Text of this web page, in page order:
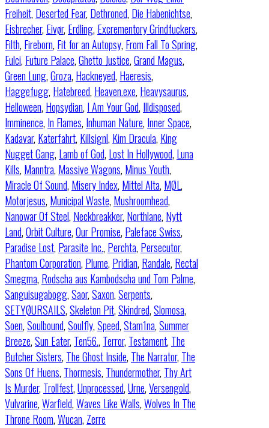
Freiheit, Deserted Fear, Dethroned, Die Habenichtse,
Eisbrecher, Eivør, Erdling, Excrementory Grindfuckers,
Filth, Fireborn, Fit for an Autopsy, From Fall To Spring,
Fulci, Future Palace,Ghetto Justice,Grand Magus,
Green Lung,Groza, Hackneyed, Haeresis,
Haggefugg, Hatebreed, Heaven.exe, Heavysaurus,
Helloween, Hopsydian, I Am Your God, Illdisposed,
Imminence, In Flames, Inhuman Nature, Inner Space,
Kadavar, Katerfahrt, Killsignl, Kim Dracula, King
Nugget Gang, Lamb of God, Lost In Hollywood, Luna
Kills, Manntra, Massive Wagons, Minus Youth,
Miracle Of Sound, Misery Index, Mittel Alta, MØL,
Motorjesus, Municipal Waste, Mushroomhead,
Nanowar Of Steel, Neckbreakker, Northlane, Nytt
Land,Orbit Culture,Our Promise, Paleface Swiss,
Paradise Lost, Parasite Inc., Perchta, Persecutor,
Phantom Corporation, Plume, Pridian, Randale, Rectal
Smegma, Rodscha aus Kambodscha und Tom Palme,
Sanguisugabogg,Saor,Saxon,Serpents,
SETYØURSAILS,Skeleton Pit,Skindred,Slomosa,
Soen,Soulbound,Soulfly,Speed,Stam1na,Summer
Breeze,Sun Eater, Ten56., Terror, Testament, The
Butcher Sisters, The Ghost Inside, The Narrator, The
Sons Of Huens, Thormesis, Thundermother, Thy Art
Is Murder, Trollfest,Unprocessed,Urne,Versengold,
Vulvarine,Warfield,Waves Like Walls,Wolves In The
Throne Room,Wucan, Zerre